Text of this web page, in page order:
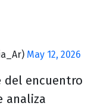
May 12, 2026
encuentro
analiza